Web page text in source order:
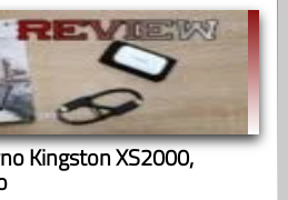
Kingston XS2000,